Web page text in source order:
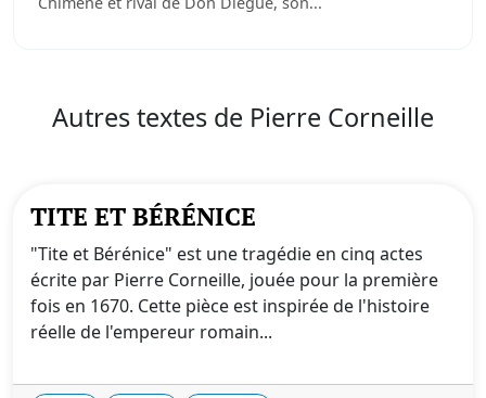
Autres textes de Pierre Corneille
TITE ET BÉRÉNICE
"Tite et Bérénice" est une tragédie en cinq actes
écrite par Pierre Corneille, jouée pour la première
fois en 1670. Cette pièce est inspirée de l'histoire
réelle de l'empereur romain...